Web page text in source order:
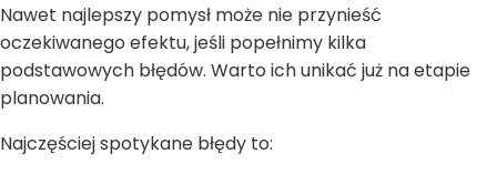
Nawet najlepszy pomysł może nie przynieść
oczekiwanego efektu, jeśli popełnimy kilka
podstawowych błędów. Warto ich unikać już na etapie
planowania.
Najczęściej spotykane błędy to: